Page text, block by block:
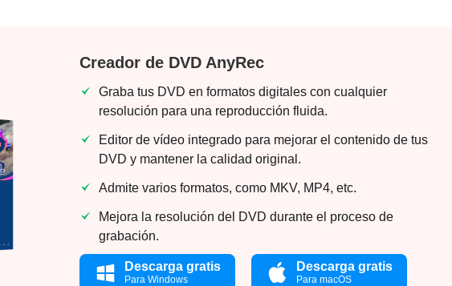
Creador de DVD AnyRec
Graba tus DVD en formatos digitales con cualquier
resolución para una reproducción fluida.
Editor de vídeo integrado para mejorar el contenido de tus
DVD y mantener la calidad original.
Admite varios formatos, como MKV, MP4, etc.
Mejora la resolución del DVD durante el proceso de
grabación.
Descarga gratis
Para Windows
Descarga gratis
Para macOS